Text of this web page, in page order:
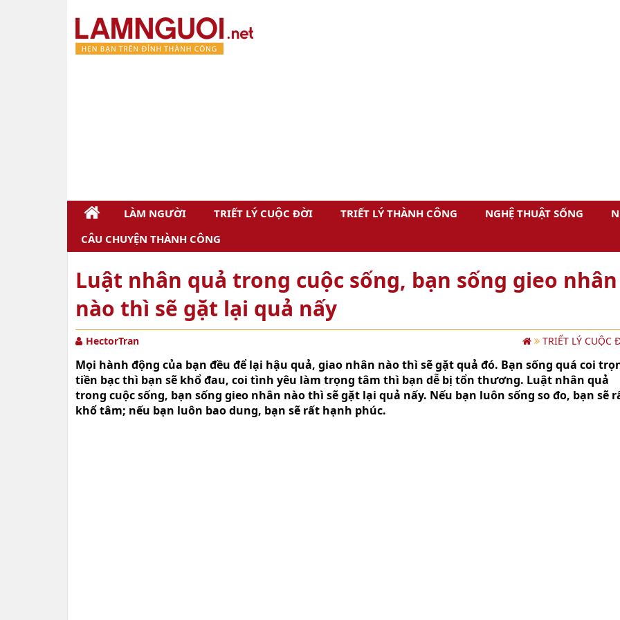
LÀM NGƯỜI TRIẾT LÝ CUỘC ĐỜI TRIẾT LÝ THÀNH CÔNG NGHỆ THUẬT SỐNG
CÂU CHUYỆN THÀNH CÔNG
Luật nhân quả trong cuộc sống, bạn sống gieo nhân
nào thì sẽ gặt lại quả nấy
HectorTran TRIẾT LÝ CUỘC
Mọi hành động của bạn đều để lại hậu quả, giao nhân nào thì sẽ gặt quả đó. Bạn sống quá coi
tiền bạc thì bạn sẽ khổ đau, coi tình yêu làm trọng tâm thì bạn dễ bị tổn thương. Luật nhân quả
trong cuộc sống, bạn sống gieo nhân nào thì sẽ gặt lại quả nấy. Nếu bạn luôn sống so đo, bạn sẽ
khổ tâm; nếu bạn luôn bao dung, bạn sẽ rất hạnh phúc.